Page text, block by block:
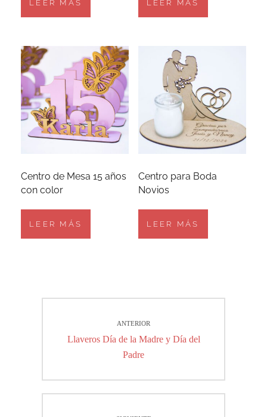
LEER MÁS LEER MÁS
Centro de Mesa 15 años
con color
LEER MÁS
Centro para Boda
Novios
LEER MÁS
ANTERIOR
Entrada
Llaveros Día de la Madre y Día del
Padre